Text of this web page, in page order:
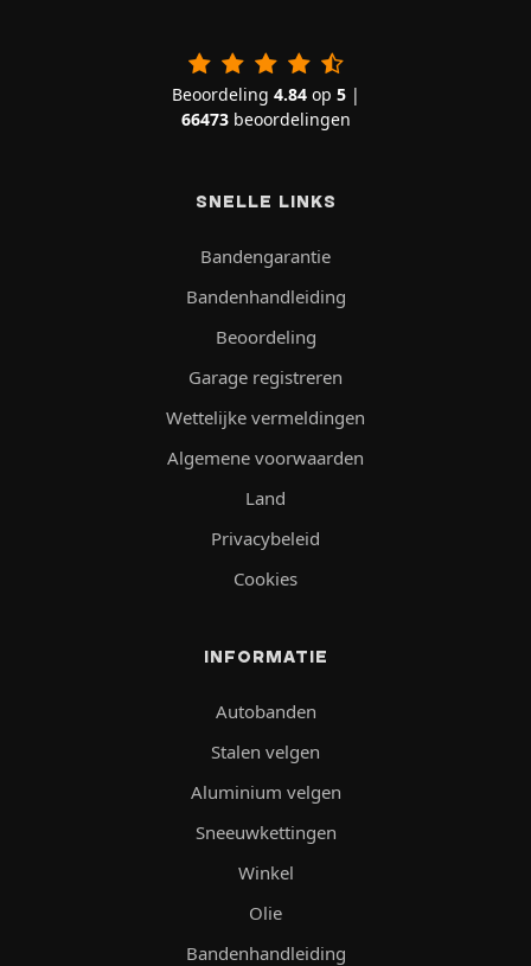
Beoordeling 4.84op 5|
66473beoordelingen
SNELLE LINKS
Bandengarantie
Bandenhandleiding
Beoordeling
Garage registreren
Wettelijke vermeldingen
Algemene voorwaarden
Land
Privacybeleid
Cookies
INFORMATIE
Autobanden
Stalen velgen
Aluminium velgen
Sneeuwkettingen
Winkel
Olie
Bandenhandleiding